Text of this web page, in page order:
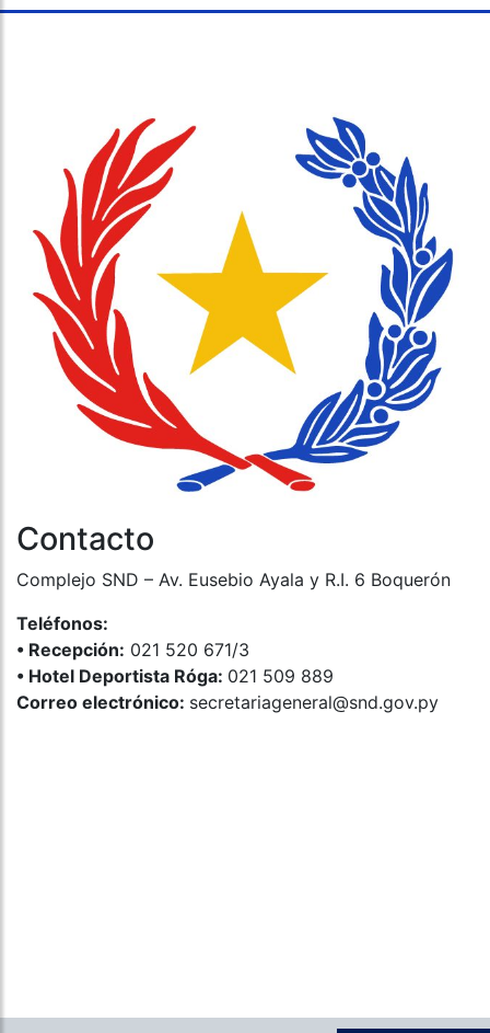
Contacto
Complejo SND – Av. Eusebio Ayala y R.I. 6 Boquerón
Teléfonos:
•⁠ ⁠Recepción: 021 520 671/3
•⁠ ⁠Hotel Deportista Róga: 021 509 889
Correo electrónico: secretariageneral@snd.gov.py